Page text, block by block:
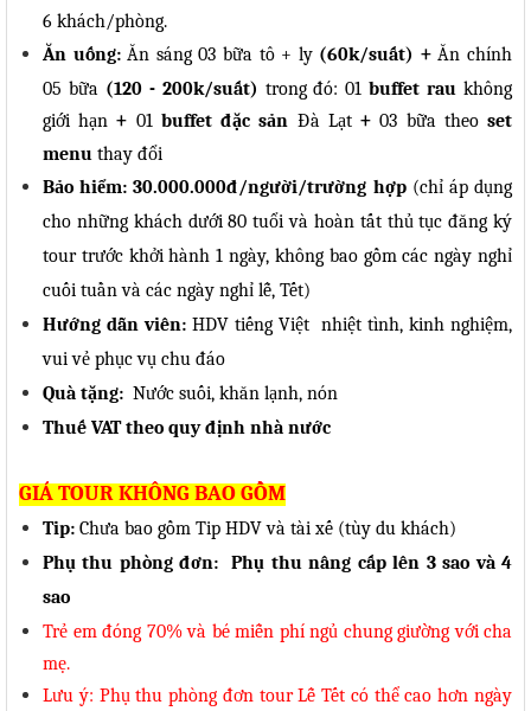
6 khách/phòng.
Ăn uống:Ăn sáng 03 bữa tô + ly (60k/suất) +Ăn chính
05 bữa (120 - 200k/suất) trong đó: 01buffet rau không
giới hạn + 01 buffet đặc sản Đà Lạt+03 bữa theoset
menu thay đổi
Bảo hiểm: 30.000.000đ/người/trường hợp (chỉ áp dụng
cho những khách dưới 80 tuổi và hoàn tất thủ tục đăng ký
tour trước khởi hành 1 ngày, không bao gồm các ngày nghỉ
cuối tuần và các ngày nghỉ lễ, Tết)
Hướng dẫn viên: HDV tiếng Việt nhiệt tình, kinh nghiệm,
vui vẻ phục vụ chu đáo
Quà tặng: Nước suối, khăn lạnh, nón
Thuế VAT theo quy định nhà nước
GIÁ TOUR KHÔNG BAO GỒM
Tip: Chưa bao gồm Tip HDV và tài xế (tùy du khách)
Phụ thu phòng đơn:Phụ thu nâng cấp lên 3 sao và 4
sao
Trẻ em đóng 70% và bé miễn phí ngủ chung giường với cha
mẹ.
Lưu ý: Phụ thu phòng đơn tour Lễ Tết có thể cao hơn ngày